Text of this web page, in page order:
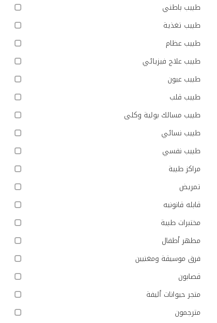
طبيب باطني
طبيب تغذية
طبيب عظام
طبيب علاج فيزيائي
طبيب عيون
طبيب قلب
طبيب مسالك بولية وكلى
طبيب نسائي
طبيب نفسي
مراكز طبية
تمريض
قابله قانونيه
مختبرات طبية
مطهر أطفال
فرق موسيقة ومغنيين
قصابون
متجر حيوانات أليفة
مترجمون